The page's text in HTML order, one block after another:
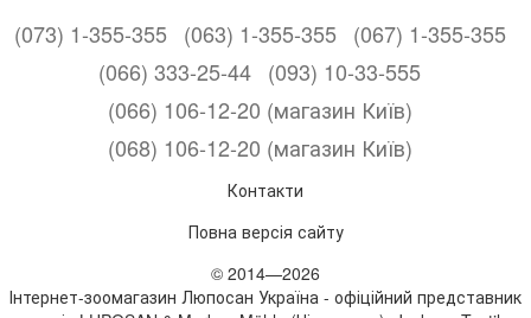
(073) 1-355-355 (063) 1-355-355 (067) 1-355-355
(066) 333-25-44 (093) 10-33-555
(066) 106-12-20 (магазин Київ)
(068) 106-12-20 (магазин Київ)
Контакти
Повна версія сайту
© 2014—2026
Інтернет-зоомагазин Люпосан Україна - офіційний представник